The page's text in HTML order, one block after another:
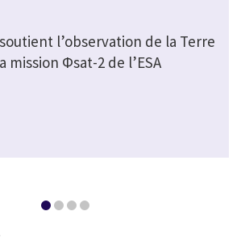
l’observation de la Terre
mission Φsat-2 de l’ESA